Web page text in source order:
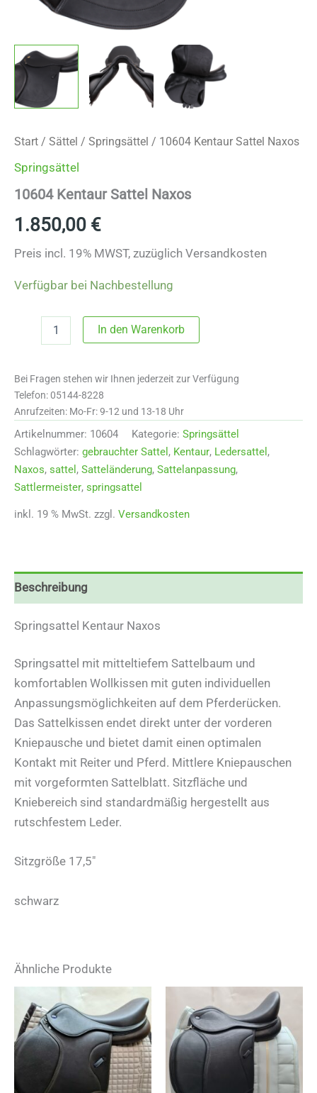
Start / Sättel / Springsättel / 10604 Kentaur Sattel Naxos
Springsättel
10604 Kentaur Sattel Naxos
1.850,00 €
Preis incl. 19% MWST, zuzüglich Versandkosten
Verfügbar bei Nachbestellung
Menge
In den Warenkorb
Bei Fragen stehen wir Ihnen jederzeit zur Verfügung
Telefon: 05144-8228
Anrufzeiten: Mo-Fr: 9-12 und 13-18 Uhr
Artikelnummer: 10604 Kategorie: Springsättel
Schlagwörter: gebrauchter Sattel , Kentaur, Ledersattel ,
Naxos, sattel , Satteländerung, Sattelanpassung,
Sattlermeister, springsattel
inkl. 19 % MwSt. zzgl. Versandkosten
Beschreibung
Springsattel Kentaur Naxos
Springsattel mit mitteltiefem Sattelbaum und
komfortablen Wollkissen mit guten individuellen
Anpassungsmöglichkeiten auf dem Pferderücken.
Das Sattelkissen endet direkt unter der vorderen
Kniepausche und bietet damit einen optimalen
Kontakt mit Reiter und Pferd. Mittlere Kniepauschen
mit vorgeformten Sattelblatt. Sitzfläche und
Kniebereich sind standardmäßig hergestellt aus
rutschfestem Leder.
Sitzgröße 17,5″
schwarz
Ähnliche Produkte